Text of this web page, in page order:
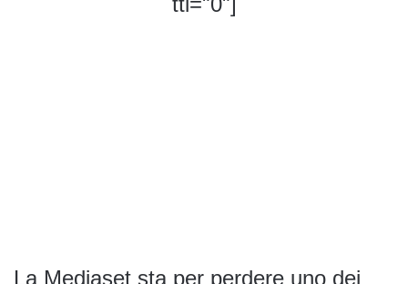
La Mediaset sta per perdere uno dei